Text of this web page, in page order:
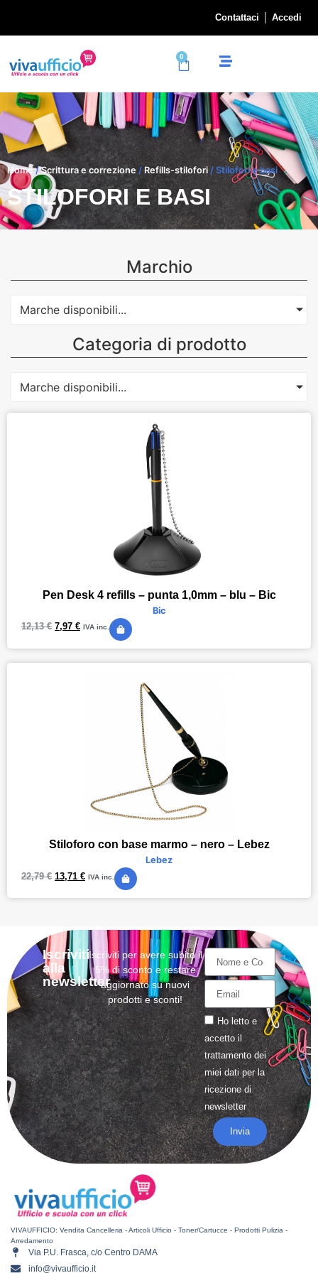
Contattaci Accedi
0
Home/Scrittura e correzione / Refills-stilofori / Stilofori e basi
STILOFORI E BASI
Marchio
Marche disponibili...
Categoria di prodotto
Marche disponibili...
Pen Desk 4 refills – punta 1,0mm – blu – Bic
Bic
12,13€ 7,97 € IVA inc.
Stiloforo con base marmo – nero – Lebez
Lebez
22,79€ 13,71 € IVA inc.
Iscriviti
alla
newsletter
Iscriviti per avere subito il
5% di sconto e restare
aggiornato su nuovi
prodotti e sconti!
Ho letto e
accetto il
trattamentodei
miei dati per la
ricezione di
newsletter
Invia
VIVAUFFICIO: Vendita Cancelleria - Articoli Ufficio - Toner/Cartucce - Prodotti Pulizia -
Arredamento
Via P.U. Frasca, c/o Centro DAMA
info@vivaufficio.it